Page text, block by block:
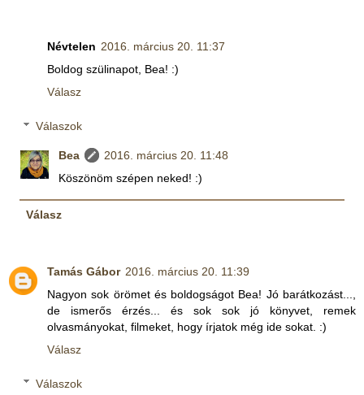
Névtelen 2016. március 20. 11:37
Boldog szülinapot, Bea! :)
Válasz
Válaszok
Bea
2016. március 20. 11:48
Köszönöm szépen neked! :)
Válasz
Tamás Gábor 2016. március 20. 11:39
Nagyon sok örömet és boldogságot Bea! Jó barátkozást...,
de ismerős érzés... és sok sok jó könyvet, remek
olvasmányokat, filmeket, hogy írjatok még ide sokat. :)
Válasz
Válaszok